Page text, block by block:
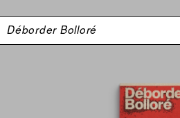
Déborder Bolloré